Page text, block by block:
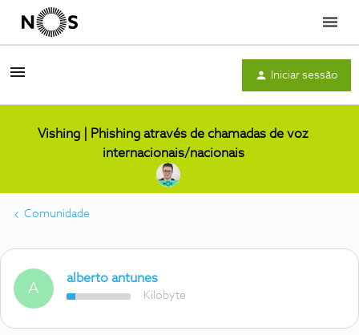
Menu
Iniciar sessão
Vishing | Phishing através de chamadas de voz
internacionais/nacionais
Comunidade
A
alberto antunes
Kilobyte